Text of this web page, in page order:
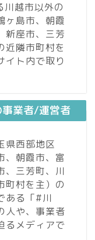
越市以外の
ヶ島市、朝霞
新座市、三芳
近隣市町村を
イト内で取り
県西部地区
、朝霞市、富
、三芳町、川
町村を主）の
ある「#川
人や、事業者
るメディアで